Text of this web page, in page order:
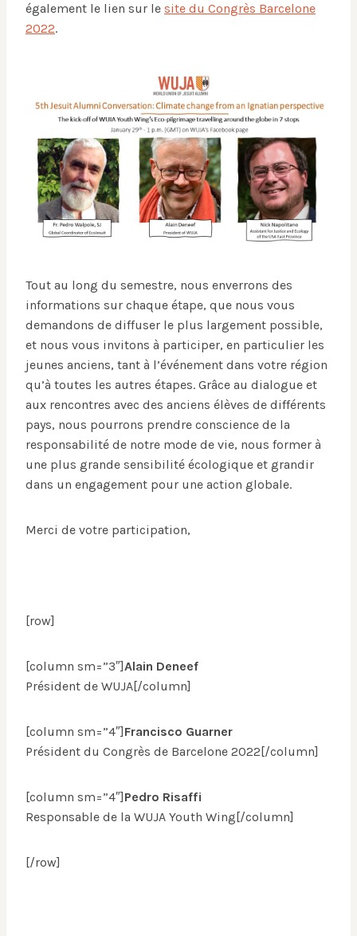
également le lien sur le site du Congrès Barcelone
2022.
Tout au long du semestre, nous enverrons des
informations sur chaque étape, que nous vous
demandons de diffuser le plus largement possible,
et nous vous invitons à participer, en particulier les
jeunes anciens, tant à l’événement dans votre région
qu’à toutes les autres étapes. Grâce au dialogue et
aux rencontres avec des anciens élèves de différents
pays, nous pourrons prendre conscience de la
responsabilité de notre mode de vie, nous former à
une plus grande sensibilité écologique et grandir
dans un engagement pour une action globale.
Merci de votre participation,
[row]
[column sm=”3″]Alain Deneef
Président de WUJA[/column]
[column sm=”4″] Francisco Guarner
Président du Congrès de Barcelone 2022[/column]
[column sm=”4″] Pedro Risaffi
Responsable de la WUJA Youth Wing[/column]
[/row]